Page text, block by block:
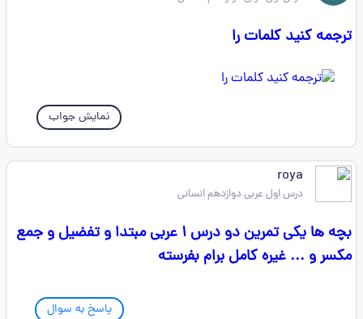
ترجمه کنید کلمات را
نمایش جواب
roya
درس اول عربی دوازدهم انسانی
بچه ها یکی تمرین دو درس ۱ عربی مبتدا و تفضیل و جمع
مکسر و ... غیره کامل برام بفرسته
پاسخ به سوال